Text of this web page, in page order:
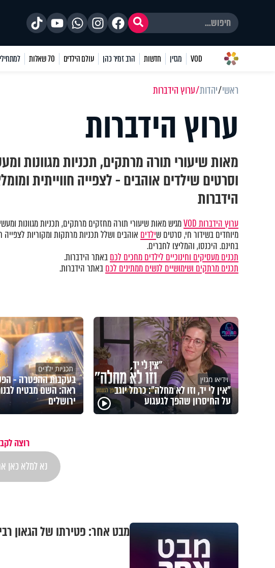
VOD מגזין חדשות הרב זמיר כהן עולם הילדים 70 שאלות
ראשי יהדות ערוץ הידברות
ערוץ הידברות
מאות שיעורי תורה מרתקים, תכניות מגוונות
וסרטים שילדים אוהבים - לצפייה חווייתית
הידברות
ערוץ הידברות VOD מגיש מאות שיעורי תורה מחזקים מרתקים, תכניות מגוונות
מיוחדים בשידור חי, סרטים שילדים אוהבים ושלל תכניות מרתקות ומקוריות לצפייה
בחינם. היכנסו, והמליצו לחברים.
תכנים מעסיקים וחינוכיים לילדים מחכים לכםבאתר הידברות.
תכנים מרתקים ושימושיים לנשים ממתינים לכםבאתר הידברות.
וידיאו מגזין
"אין לי יד, וזו לא מחלה": כרמל יוגב
על החיסרון שהפך לגעגוע
תכניות ילדים
בעקבות ההפטרה -
ראה: השם מבטיח
ירושלים
רוצה
מבט אחר: פטירתו של הגאון